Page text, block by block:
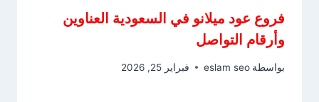
فروع عود ميلانو في السعودية العناوين
وأرقام التواصل
بواسطة eslam seo فبراير 25, 2026